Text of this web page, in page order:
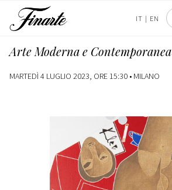
IT | EN
Arte Moderna e Contemporanea
MARTEDÌ 4 LUGLIO 2023, ORE 15:30 • MILANO